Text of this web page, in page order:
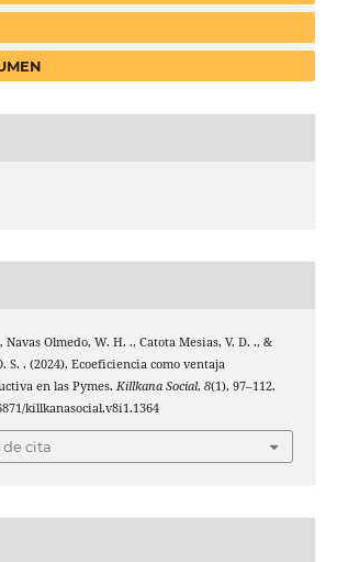
Olmedo, W. H. ., Catota Mesias, V. D. ., &
S. . (2024). Ecoeficiencia como ventaja
en las Pymes. Killkana Social, 8(1), 97–112.
killkanasocial.v8i1.1364
de cita